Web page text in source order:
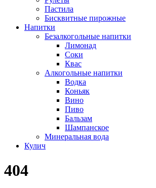
Пастила
Бисквитные пирожные
Напитки
Безалкогольные напитки
Лимонад
Соки
Квас
Алкогольные напитки
Водка
Коньяк
Вино
Пиво
Бальзам
Шампанское
Минеральная вода
Кулич
404